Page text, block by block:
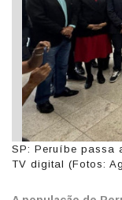
SP: Peruíbe passa
TV digital (Fotos: